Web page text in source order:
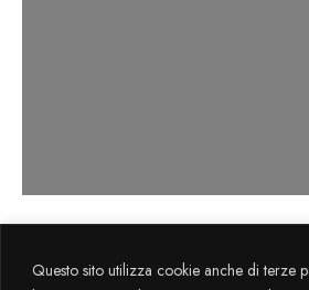
Questo sito utilizza cookie anche di terze
Flegreaattraverso il sostegno